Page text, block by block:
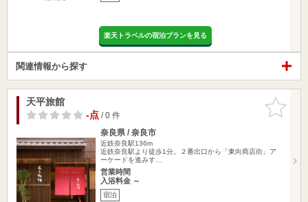
楽天トラベルの宿泊プランを見る
関連情報から探す
お気に入
りに追加
天平旅館
-点/ 0 件
奈良県 / 奈良市
近鉄奈良駅136m
近鉄奈良駅より徒歩1分。２番出口から「東向商店街」ア
ーケードを進みす…
営業時間
入浴料金 ～
宿泊